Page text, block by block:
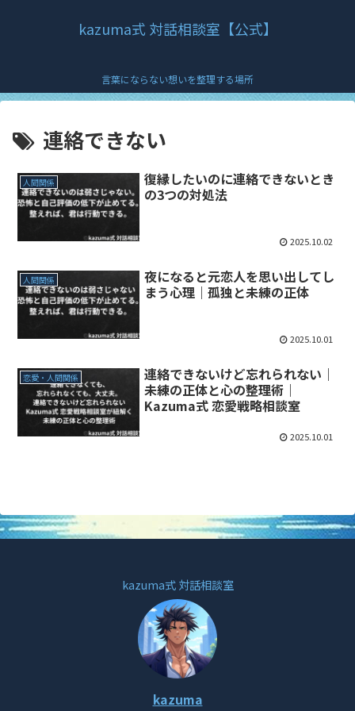
kazuma式 対話相談室【公式】
言葉にならない想いを整理する場所
連絡できない
人間関係
復縁したいのに連絡できないとき
の3つの対処法
2025.10.02
人間関係
夜になると元恋人を思い出してし
まう心理｜孤独と未練の正体
2025.10.01
恋愛・人間関係
連絡できないけど忘れられない｜
未練の正体と心の整理術｜
Kazuma式 恋愛戦略相談室
2025.10.01
kazuma式 対話相談室
kazuma